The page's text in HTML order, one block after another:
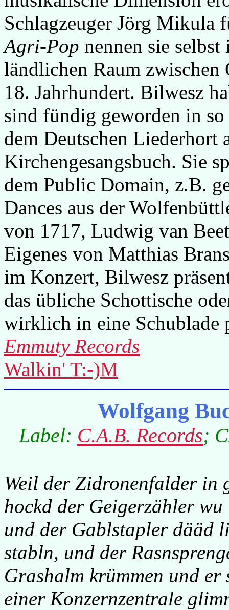
Schlagzeuger Jörg Mikula
Agri-Pop nennen sie
ländlichen Raum zwischen
18. Jahrhundert. Bilwesz
sind fündig geworden in
dem Deutschen Liederhort
Kirchengesangsbuch. Sie
dem Public Domain, z.B.
Dances aus der
von 1717, Ludwig van
Eigenes von Matthias
im Konzert, Bilwesz
das übliche Schottische
wirklich in eine Schublade
Emmuty Records
Walkin' T:-)M
Wolfgang
Label: C.A.B. Records;
Weil der Zidronenfalder in
hockd der Geigerzähler
und der Gablstapler dääd
stabln, und der
Grashalm krümmen und
einer Konzernzentrale